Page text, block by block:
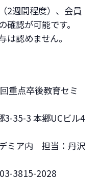
2週間程度）、会員
認が可能です。
認めません。
重点卒後教育セミ
3-35-3 本郷UCビル4
ミア内 担当：丹沢
3815-2028